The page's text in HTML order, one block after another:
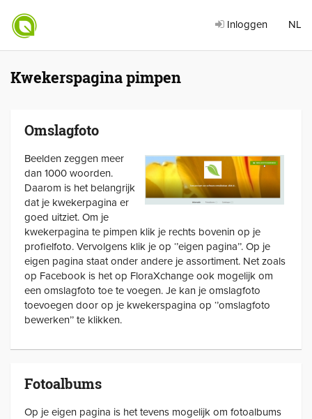
Inloggen NL
Kwekerspagina pimpen
Omslagfoto
Beelden zeggen meer
dan 1000 woorden.
Daarom is het belangrijk
dat je kwekerpagina er
goed uitziet. Om je
kwekerpagina te pimpen klik je rechts bovenin op je
profielfoto. Vervolgens klik je op ‘’eigen pagina’’. Op je
eigen pagina staat onder andere je assortiment. Net zoals
op Facebook is het op FloraXchange ook mogelijk om
een omslagfoto toe te voegen. Je kan je omslagfoto
toevoegen door op je kwekerspagina op ‘’omslagfoto
bewerken’’ te klikken.
Fotoalbums
Op je eigen pagina is het tevens mogelijk om fotoalbums